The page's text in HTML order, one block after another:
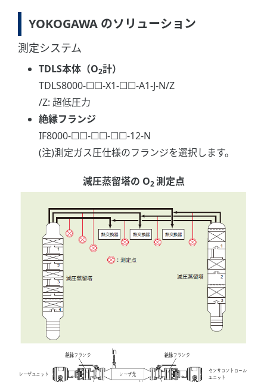
YOKOGAWA のソリューション
測定システム
TDLS本体（O2計）
TDLS8000-☐☐-X1-☐☐-A1-J-N/Z
/Z: 超低圧力
絶縁フランジ
IF8000-☐☐-☐☐-☐☐-12-N
(注)測定ガス圧仕様のフランジを選択します。
減圧蒸留塔の O2測定点